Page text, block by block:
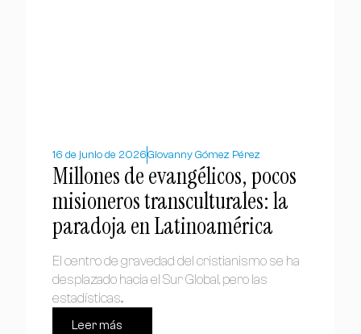
16 de junio de 2026Giovanny Gómez Pérez
Millones de evangélicos, pocos
misioneros transculturales: la
paradoja en Latinoamérica
El centro de gravedad del cristianismo se ha
desplazado hacia el Sur Global, pero las
estadísticas...
Leer más